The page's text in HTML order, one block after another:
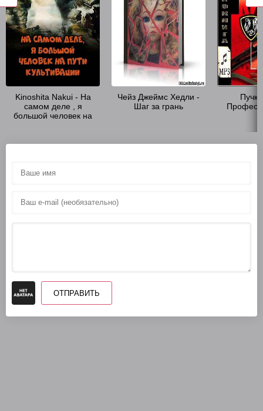
Kinoshita Nakui - На
самом деле , я
большой человек на
Чейз Джеймс Хедли -
Шаг за грань
ОТПРАВИТЬ